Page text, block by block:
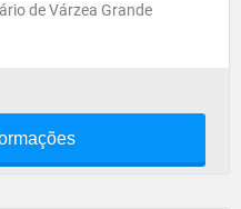
de Várzea Grande